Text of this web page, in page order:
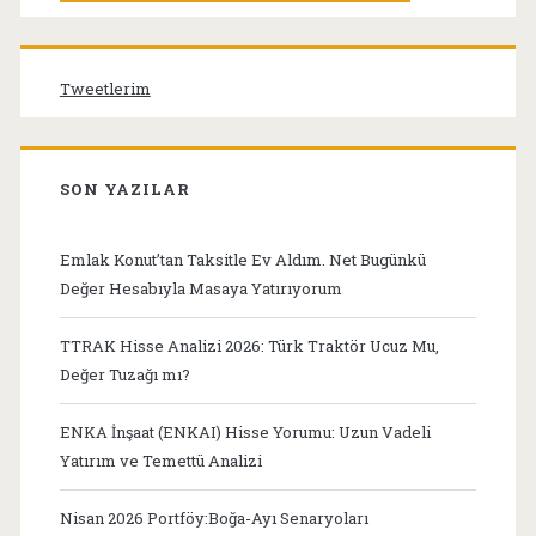
Tweetlerim
SON YAZILAR
Emlak Konut’tan Taksitle Ev Aldım. Net Bugünkü
Değer Hesabıyla Masaya Yatırıyorum
TTRAK Hisse Analizi 2026: Türk Traktör Ucuz Mu,
Değer Tuzağı mı?
ENKA İnşaat (ENKAI) Hisse Yorumu: Uzun Vadeli
Yatırım ve Temettü Analizi
Nisan 2026 Portföy:Boğa-Ayı Senaryoları